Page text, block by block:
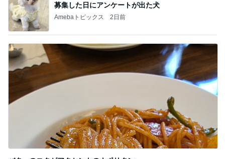
募集した日にアンケートが出た犬
Amebaトピックス 2日前